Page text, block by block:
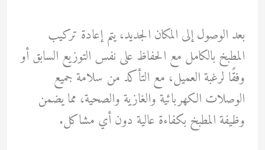
بعد الوصول إلى المكان الجديد، يتم إعادة تركيب
المطبخ بالكامل مع الحفاظ على نفس التوزيع السابق أو
وفقًا لرغبة العميل، مع التأكد من سلامة جميع
الوصلات الكهربائية والغازية والصحية، مما يضمن
وظيفة المطبخ بكفاءة عالية دون أي مشاكل.